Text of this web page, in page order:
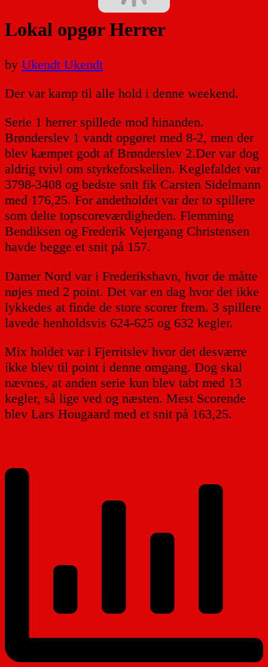
Lokal opgør Herrer
by Ukendt Ukendt
Der var kamp til alle hold i denne weekend.
Serie 1 herrer spillede mod hinanden.
Brønderslev 1 vandt opgøret med 8-2, men der
blev kæmpet godt af Brønderslev 2.Der var dog
aldrig tvivl om styrkeforskellen. Keglefaldet var
3798-3408 og bedste snit fik Carsten Sidelmann
med 176,25. For andetholdet var der to spillere
som delte topscoreværdigheden. Flemming
Bendiksen og Frederik Vejergang Christensen
havde begge et snit på 157.
Damer Nord var i Frederikshavn, hvor de måtte
nøjes med 2 point. Det var en dag hvor det ikke
lykkedes at finde de store scorer frem. 3 spillere
lavede henholdsvis 624-625 og 632 kegler.
Mix holdet var i Fjerritslev hvor det desværre
ikke blev til point i denne omgang. Dog skal
nævnes, at anden serie kun blev tabt med 13
kegler, så lige ved og næsten. Mest Scorende
blev Lars Hougaard med et snit på 163,25.